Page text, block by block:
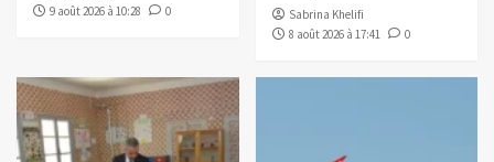
9 août 2026 à 10:28
0
Sabrina Khelifi
8 août 2026 à 17:41
0